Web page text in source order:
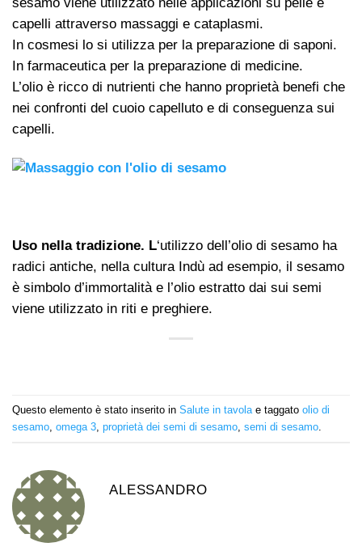
capelli attraverso massaggi e cataplasmi.
In cosmesi lo si utilizza per la preparazione di saponi.
In farmaceutica per la preparazione di medicine.
L’olio è ricco di nutrienti che hanno proprietà benefi che
nei confronti del cuoio capelluto e di conseguenza sui
capelli.
Uso nella tradizione. L‘utilizzo dell’olio di sesamo ha
radici antiche, nella cultura Indù ad esempio, il sesamo
è simbolo d’immortalità e l’olio estratto dai sui semi
viene utilizzato in riti e preghiere.
Questo elemento è stato inserito in Salute in tavola e taggato olio di
sesamo omega 3 proprietà dei semi di sesamo semi di sesamo
ALESSANDRO